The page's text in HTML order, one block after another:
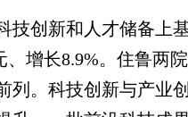
创新和人才储备上基
、增长8.9%。住鲁两
列。科技创新与产业